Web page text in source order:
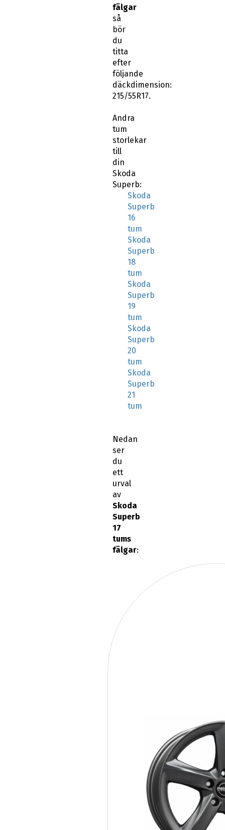
fälgar
så
bör
du
titta
efter
följande
däckdimension:
215/55R17.
Andra
tum
storlekar
till
din
Skoda
Superb:
Skoda
Superb
16
tum
Skoda
Superb
18
tum
Skoda
Superb
19
tum
Skoda
Superb
20
tum
Skoda
Superb
21
tum
Nedan
ser
du
ett
urval
av
Skoda
Superb
17
tums
fälgar: